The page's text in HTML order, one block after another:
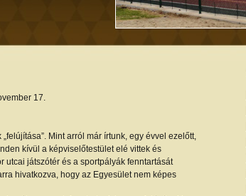
17.
Mint arról már írtunk, egy évvel ezelőtt,
kívül a képviselőtestület elé vittek és
utcai játszótér és a sportpályák fenntartását
hivatkozva, hogy az Egyesület nem képes